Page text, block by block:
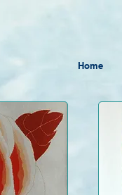
Home